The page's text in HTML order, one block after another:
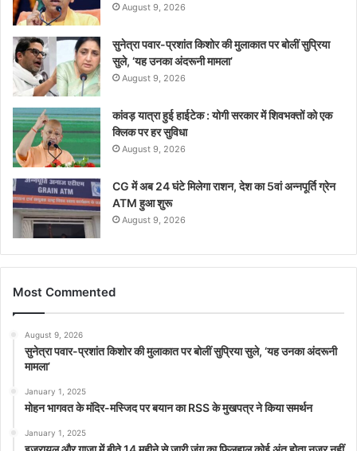
August 9, 2026
सुनेत्रा पवार-प्रशांत किशोर की मुलाकात पर बोलीं सुप्रिया
सुले, ‘यह उनका अंदरूनी मामला’
August 9, 2026
कांवड़ यात्रा हुई हाईटेक : योगी सरकार में शिवभक्तों को एक
क्लिक पर हर सुविधा
August 9, 2026
CG में अब 24 घंटे मिलेगा राशन, देश का 5वां अन्नपूर्ति ग्रेन
ATM हुआ शुरू
August 9, 2026
Most Commented
August 9, 2026
सुनेत्रा पवार-प्रशांत किशोर की मुलाकात पर बोलीं सुप्रिया सुले, ‘यह उनका अंदरूनी
मामला’
January 1, 2025
मोहन भागवत के मंदिर-मस्जिद पर बयान का RSS के मुखपत्र ने किया समर्थन
January 1, 2025